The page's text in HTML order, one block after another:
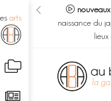
des arts :
savoir
naissance du
arts
au
contenu